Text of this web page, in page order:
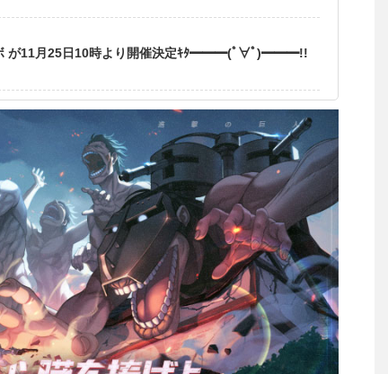
ボ が11月25日10時より開催決定ｷﾀ━━━(ﾟ∀ﾟ)━━━!!